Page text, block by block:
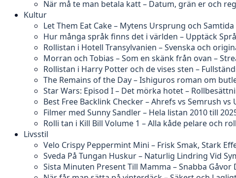
När må te man betala katt – Datum, grän er och
Kultur
Let Them Eat Cake – Mytens Ursprung och
Hur många språk finns det i världen – Upptäck
Rollistan i Hotell Transylvanien – Svenska och
Morran och Tobias – Som en skänk från ovan –
Rollistan i Harry Potter och de vises sten –
The Remains of the Day – Ishiguros roman om
Star Wars: Episod I – Det mörka hotet –
Best Free Backlink Checker – Ahrefs vs Semrush
Filmer med Sunny Sandler – Hela listan 2010 till
Rolli tan i Kill Bill Volume 1 – Alla kåde pelare och
Livsstil
Velo Crispy Peppermint Mini – Frisk Smak, Stark
Sveda På Tungan Huskur – Naturlig Lindring Vid
Sista Minuten Present Till Mamma – Snabba Gåvor